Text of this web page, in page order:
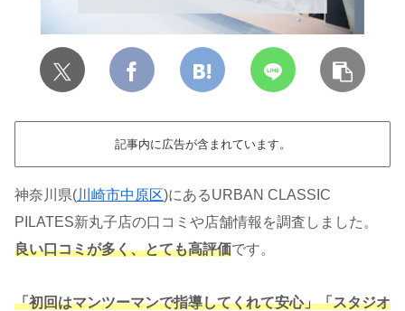
記事内に広告が含まれています。
神奈川県(川崎市中原区)にあるURBAN CLASSIC
PILATES新丸子店の口コミや店舗情報を調査しました。
良い口コミが多く、とても高評価です。
「初回はマンツーマンで指導してくれて安心」「スタジオ